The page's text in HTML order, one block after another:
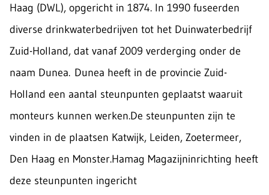
Haag (DWL), opgericht in 1874. In 1990 fuseerden
diverse drinkwaterbedrijven tot het Duinwaterbedrijf
Zuid-Holland, dat vanaf 2009 verderging onder de
naam Dunea. Dunea heeft in de provincie Zuid-
Holland een aantal steunpunten geplaatst waaruit
monteurs kunnen werken.De steunpunten zijn te
vinden in de plaatsen Katwijk, Leiden, Zoetermeer,
Den Haag en Monster.Hamag Magazijninrichting heeft
deze steunpunten ingericht